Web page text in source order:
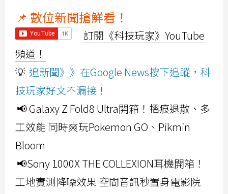
📌 數位新聞搶鮮看！
訂閱《科技玩家》YouTube
頻道！
💡 追新聞》》在Google News按下追蹤，科
技玩家好文不漏接！
📢 Galaxy Z Fold8 Ultra開箱！摺痕退散、多
工效能 同時爽玩Pokemon GO、Pikmin
Bloom
📢Sony 1000X THE COLLEXION耳機開箱！
工地實測降噪效果 空間音訊秒置身電影院